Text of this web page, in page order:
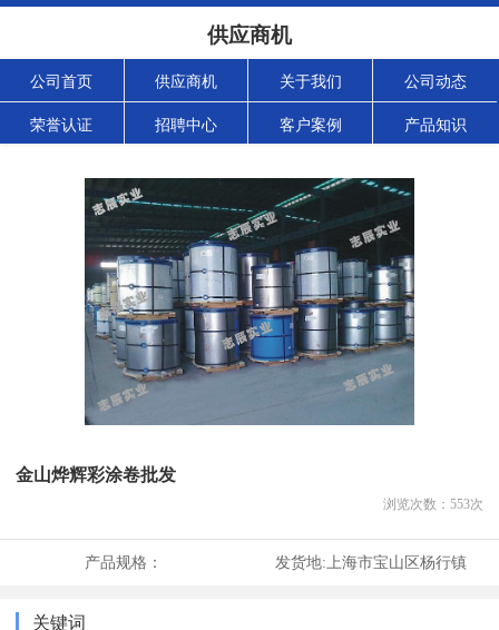
供应商机
公司首页 供应商机 关于我们 公司动态
荣誉认证 招聘中心 客户案例 产品知识
金山烨辉彩涂卷批发
浏览次数： 553次
产品规格： 发货地: 上海市宝山区杨行镇
关键词